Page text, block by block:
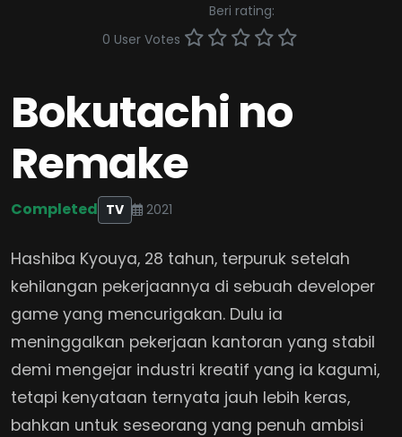
0 User Votes
Beri rating:
Bokutachi no
Remake
Completed TV 2021
Hashiba Kyouya, 28 tahun, terpuruk setelah
kehilangan pekerjaannya di sebuah developer
game yang mencurigakan. Dulu ia
meninggalkan pekerjaan kantoran yang stabil
demi mengejar industri kreatif yang ia kagumi,
tetapi kenyataan ternyata jauh lebih keras,
bahkan untuk seseorang yang penuh ambisi